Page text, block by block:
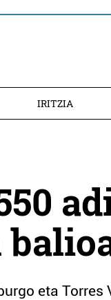
IRITZIA
eta